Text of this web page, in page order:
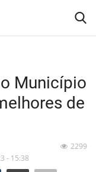
Município
de
- 15:38
2299